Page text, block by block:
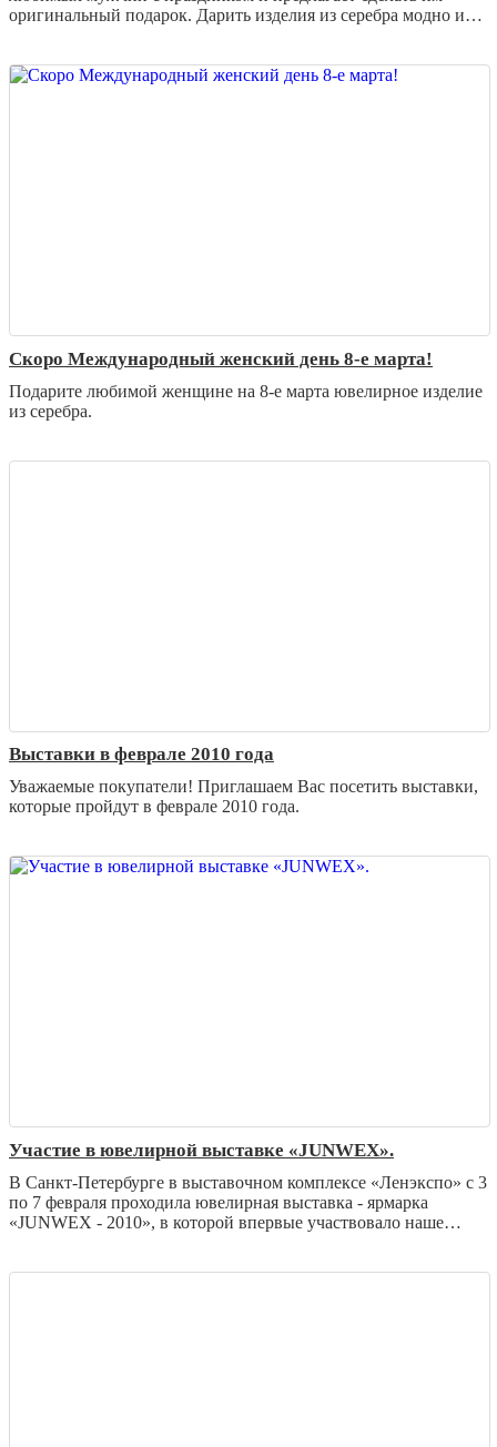
оригинальный подарок. Дарить изделия из серебра модно и
Скоро Международный женский день 8-е марта!
Подарите любимой женщине на 8-е марта ювелирное изделие
из серебра.
Выставки в феврале 2010 года
Уважаемые покупатели! Приглашаем Вас посетить выставки,
которые пройдут в феврале 2010 года.
Участие в ювелирной выставке «JUNWEX».
В Санкт-Петербурге в выставочном комплексе «Ленэкспо» с 3
по 7 февраля проходила ювелирная выставка - ярмарка
«JUNWEX - 2010», в которой впервые участвовало наше